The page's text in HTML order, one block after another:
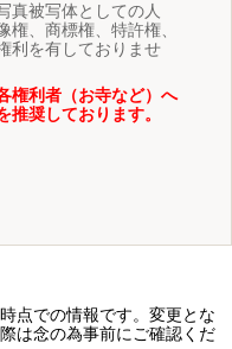
真被写体としての人
、商標権、特許権、
利を有しておりませ
権利者（お寺など）へ
奨しております。
点での情報です。変更とな
は念の為事前にご確認くだ